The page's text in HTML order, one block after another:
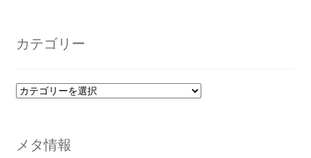
ブ
カテゴリー
カ
ー
メタ情報